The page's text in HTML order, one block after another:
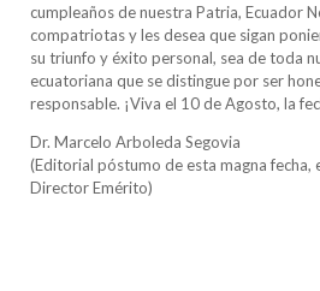
cumpleaños de nuestra Patria, Ecuador
compatriotas y les desea que sigan
su triunfo y éxito personal, sea de toda
ecuatoriana que se distingue por ser
responsable. ¡Viva el 10 de Agosto, la
Dr. Marcelo Arboleda Segovia
(Editorial póstumo de esta magna fecha,
Director Emérito)